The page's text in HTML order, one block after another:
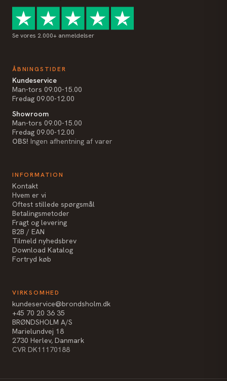
Se vores 2.000+ anmeldelser
ÅBNINGSTIDER
Kundeservice
Man-tors 09.00-15.00
Fredag 09.00-12.00
Showroom
Man-tors 09.00-15.00
Fredag 09.00-12.00
OBS! Ingen afhentning af varer
INFORMATION
Kontakt
Hvem er vi
Oftest stillede spørgsmål
Betalingsmetoder
Fragt og levering
B2B / EAN
Tilmeld nyhedsbrev
Download Katalog
Fortryd køb
VIRKSOMHED
kundeservice@brondsholm.dk
+45 70 20 36 35
BRØNDSHOLM A/S
Marielundvej 18
2730 Herlev, Danmark
CVR DK11170188